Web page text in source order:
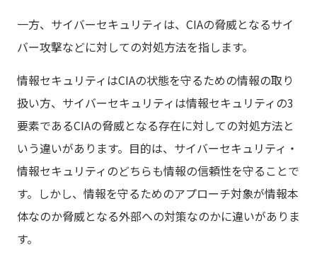
一方、サイバーセキュリティは、CIAの脅威となるサイ
バー攻撃などに対しての対処方法を指します。
情報セキュリティはCIAの状態を守るための情報の取り
扱い方、サイバーセキュリティは情報セキュリティの3
要素であるCIAの脅威となる存在に対しての対処方法と
いう違いがあります。目的は、サイバーセキュリティ・
情報セキュリティのどちらも情報の信頼性を守ることで
す。しかし、情報を守るためのアプローチ対象が情報本
体なのか脅威となる外部への対策なのかに違いがありま
す。